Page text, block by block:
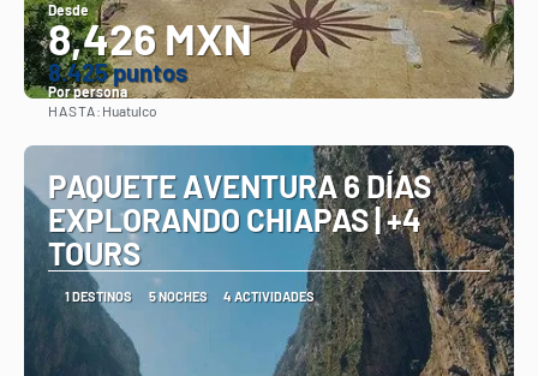
Desde
8,426 MXN
8.425 puntos
Por persona
HASTA: Huatulco
PAQUETE AVENTURA 6 DÍAS
EXPLORANDO CHIAPAS | +4
TOURS
1 DESTINOS 5 NOCHES 4 ACTIVIDADES